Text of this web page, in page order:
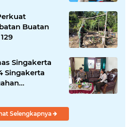
Buatan
Singakerta
Singakerta
Selengkapnya